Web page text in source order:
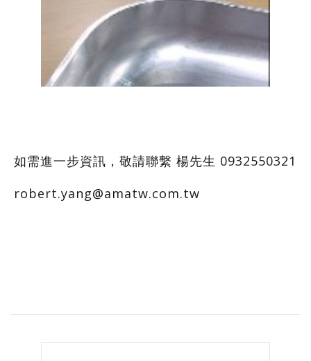
如需進一步資訊，敬請聯繫 楊先生 0932550321
robert.yang@amatw.com.tw